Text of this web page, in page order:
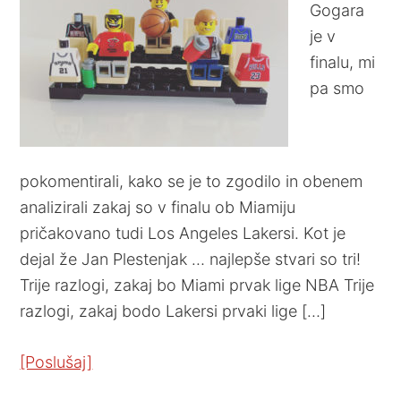
Gogara
je v
finalu, mi
pa smo
pokomentirali, kako se je to zgodilo in obenem
analizirali zakaj so v finalu ob Miamiju
pričakovano tudi Los Angeles Lakersi. Kot je
dejal že Jan Plestenjak … najlepše stvari so tri!
Trije razlogi, zakaj bo Miami prvak lige NBA Trije
razlogi, zakaj bodo Lakersi prvaki lige […]
[Poslušaj]